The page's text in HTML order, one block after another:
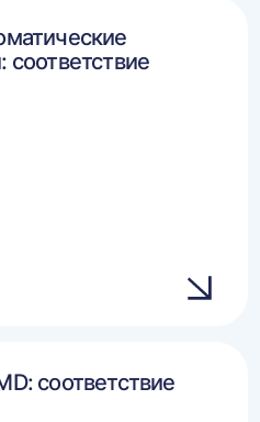
соответствие
соответствие